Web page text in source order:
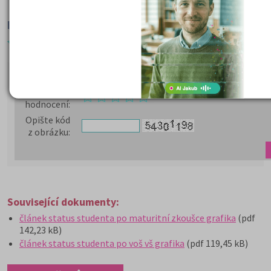
Hodnocení článku
hodnocení:
Opište kód
z obrázku:
Související dokumenty:
článek status studenta po maturitní zkoušce grafika (pdf
142,23 kB)
článek status studenta po voš vš grafika (pdf 119,45 kB)